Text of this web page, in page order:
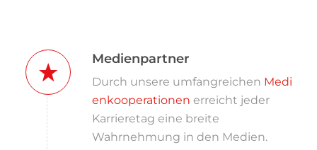
Medienpartner
Durch unsere umfangreichen Medi
enkooperationen erreicht jeder
Karrieretag eine breite
Wahrnehmung in den Medien.